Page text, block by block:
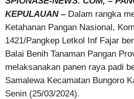
KEPULAUAN – Dalam rangka
Ketahanan Pangan Nasional,
1421/Pangkep Letkol Inf Fajar
Balai Benih Tanaman Pangan
melaksanakan panen raya padi
Samalewa Kecamatan Bungoro
Senin (25/03/2024).